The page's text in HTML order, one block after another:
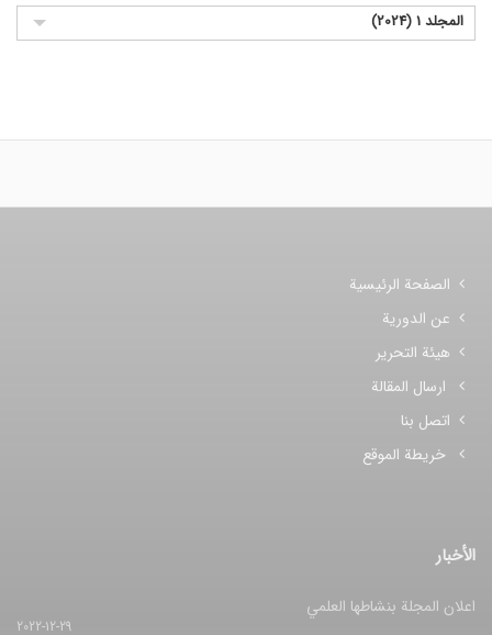
المجلد 1 (2024)
الصفحة الرئيسية
عن الدورية
هيئة التحرير
ارسال المقالة
اتصل بنا
خريطة الموقع
الأخبار
اعلان المجلة بنشاطها العلمي
2022-12-29